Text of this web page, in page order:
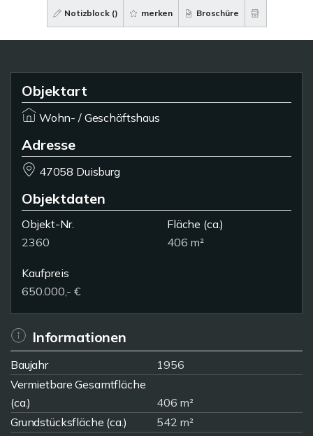
Notizblock () merken Broschüre
Objektart
Wohn- / Geschäftshaus
Adresse
47058 Duisburg
Objektdaten
Objekt-Nr.
2360
Fläche (ca.)
406 m²
Kaufpreis
650.000,- €
Informationen
Baujahr
1956
Vermietbare Gesamtfläche
(ca.)
406 m²
Grundstücksfläche (ca.)
542 m²